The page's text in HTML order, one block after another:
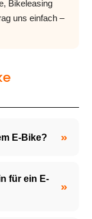
Bikeleasing
uns einfach –
E-Bike? »
für ein E-
»